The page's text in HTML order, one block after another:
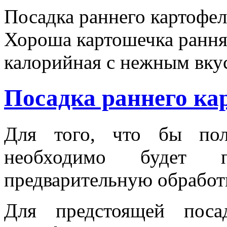
Посадка раннего
Хороша картошечка
калорийная с нежным
Посадка раннего
Для того, что бы
необходимо будет
предварительную
Для предстоящей